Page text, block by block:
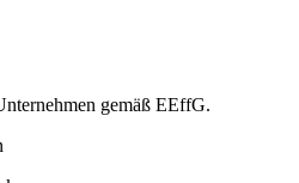
gemäß EEffG.